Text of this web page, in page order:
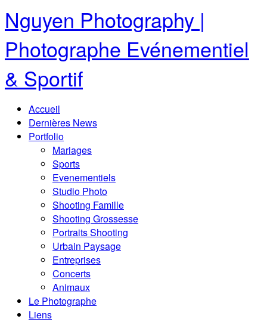
Nguyen Photography |
Photographe Evénementiel
& Sportif
Accueil
Dernières News
Portfolio
Mariages
Sports
Evenementiels
Studio Photo
Shooting Famille
Shooting Grossesse
Portraits Shooting
Urbain Paysage
Entreprises
Concerts
Animaux
Le Photographe
Liens